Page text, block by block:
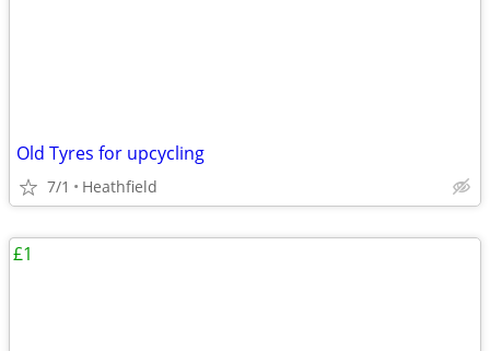
Old Tyres for upcycling
7/1 Heathfield
£1